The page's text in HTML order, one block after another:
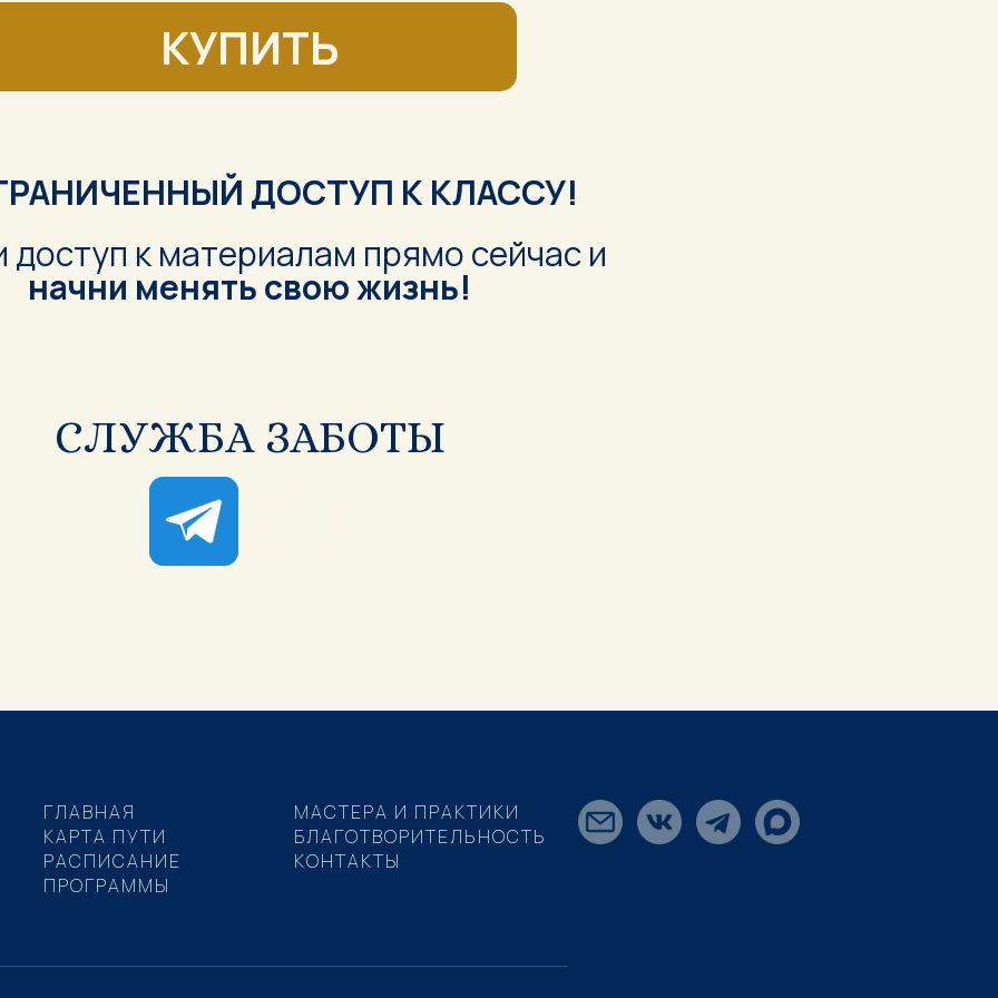
КУПИТЬ
ДОСТУП К КЛАССУ!
доступ к материалам прямо сейчас и
начни менять свою жизнь!
СЛУЖБА ЗАБОТЫ
ГЛАВНАЯ
КАРТА ПУТИ
РАСПИСАНИЕ
ПРОГРАММЫ
МАСТЕРА И ПРАКТИКИ
БЛАГОТВОРИТЕЛЬНОСТЬ
КОНТАКТЫ